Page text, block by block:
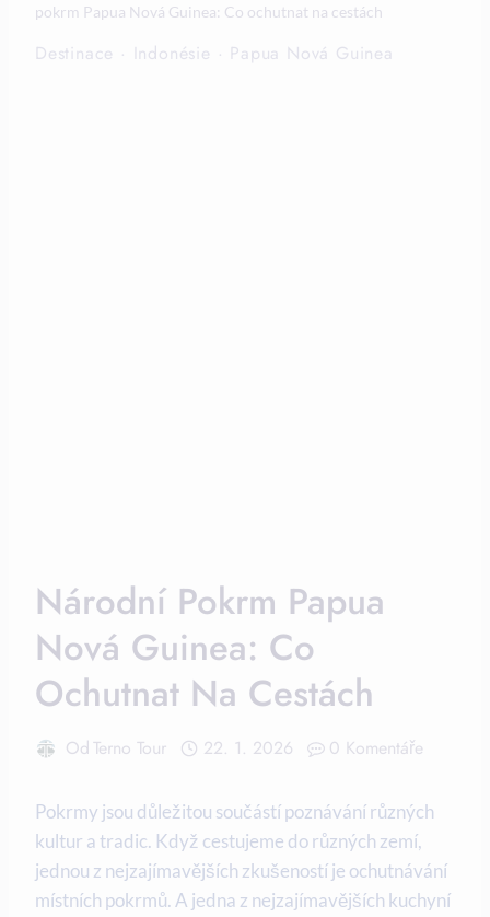
pokrm Papua Nová Guinea: Co ochutnat na cestách
Destinace · Indonésie · Papua Nová Guinea
Národní Pokrm Papua
Nová Guinea: Co
Ochutnat Na Cestách
OdTerno Tour 22. 1. 2026 0 Komentáře
Pokrmy jsou důležitou součástí poznávání různých
kultur a tradic. ⁢Když cestujeme do různých zemí,
jednou z​ nejzajímavějších zkušeností je ochutnávání
místních pokrmů. A jedna z nejzajímavějších kuchyní